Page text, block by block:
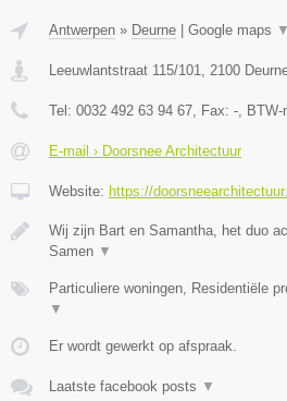
Antwerpen » Deurne | Google maps ▼
Leeuwlantstraat 115/101 2100
Tel: 0032 492 63 94 67 , Fax: - , BTW-
E-mail › Doorsnee Architectuur
Website: https://
Wij zijn Bart en Samantha, het duo
Samen ▼
Particuliere woningen, Residentiële
▼
Er wordt gewerkt op afspraak.
Laatste facebook posts ▼